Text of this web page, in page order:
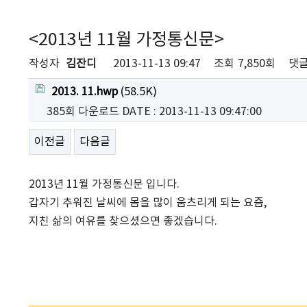
<2013년 11월 가정통신문>
작성자 김잔디 2013-11-13 09:47 조회 7,850회 댓
2013. 11.hwp(58.5K)
385회 다운로드 DATE : 2013-11-13 09:47:00
이전글 다음글
2013년 11월 가정통신문 입니다.
갑자기 추워진 날씨에 몸을 많이 움츠리게 되는 요즘,
지친 삶의 여유를 찾으셨으면 좋겠습니다.